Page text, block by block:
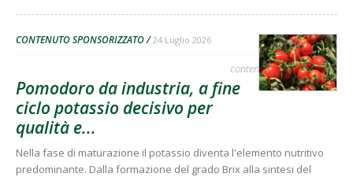
CONTENUTO SPONSORIZZATO 24 Luglio 2026
contenuto sponsorizzato
Pomodoro da industria, a fine
ciclo potassio decisivo per
qualità e...
Nella fase di maturazione il potassio diventa l'elemento nutritivo
predominante. Dalla formazione del grado Brix alla sintesi del